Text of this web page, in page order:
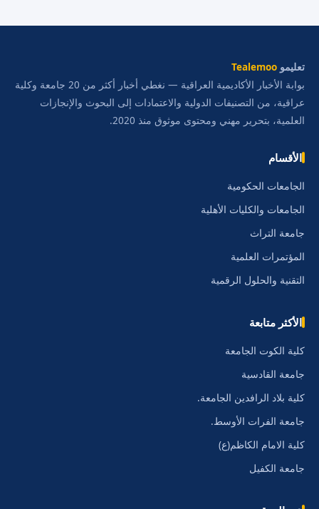
تعليمو Tealemoo
بوابة الأخبار الأكاديمية العراقية — نغطي أخبار أكثر من 20 جامعة وكلية
عراقية، من التصنيفات الدولية والاعتمادات إلى البحوث والإنجازات
العلمية، بتحرير مهني ومحتوى موثوق منذ 2020.
الأقسام
الجامعات الحكومية
الجامعات والكليات الأهلية
جامعة التراث
المؤتمرات العلمية
التقنية والحلول الرقمية
الأكثر متابعة
كلية الكوت الجامعة
جامعة القادسية
كلية بلاد الرافدين الجامعة.
جامعة الفرات الأوسط.
كلية الامام الكاظم(ع)
جامعة الكفيل